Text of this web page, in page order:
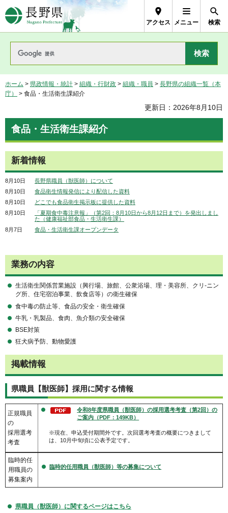
長野県Nagano Prefecture
アクセス メニュー 検索
ホーム > 県政情報・統計 > 組織・行財政 > 組織・職員 > 長野県の組織一覧（本
庁）
> 食品・生活衛生課紹介
更新日：2026年8月10日
食品・生活衛生課紹介
新着情報
8月10日
長野県職員（獣医師）について
8月10日
食品衛生情報発信により配信した資料
8月10日
どこでも食品衛生掲示板に提供した資料
8月10日
「夏期食中毒注意報」（第2回：8月10日から8月12日まで）を発出しまし
た（健康福祉部食品・生活衛生課）
8月7日
食品・生活衛生課オープンデータ
業務の内容
生活衛生関係営業施設（興行場、旅館、公衆浴場、理・美容所、クリ-ニン
グ所、住宅宿泊事業、飲食店等）の衛生確保
食中毒の防止等、食品の安全・衛生確保
牛乳・乳製品、食肉、魚介類の安全確保
BSE対策
狂犬病予防、動物愛護
掲載情報
県職員【獣医師】採用に関する情報
正規職員
の
採用選考
考査
令和8年度県職員（獣医師）の採用選考考査（第2回）の
ご案内（PDF：149KB）
※現在、申込受付期間外です。次回選考考査の概要につきまして
は、10月中旬頃に公表予定です。
臨時的任
用職員の
募集案内
臨時的任用職員（獣医師）等の募集について
県職員（獣医師）に関するページはこちら